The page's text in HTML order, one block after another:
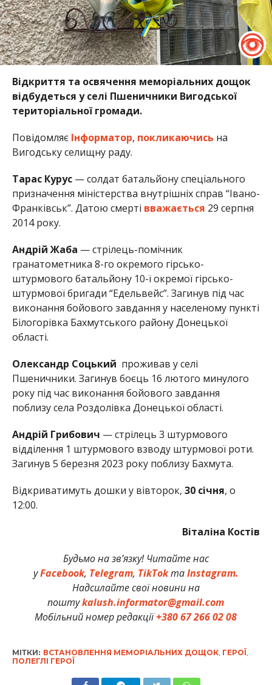
Відкриття та освячення меморіальних дощок
відбудеться у селі Пшеничники Вигодської
територіальної громади.
Повідомляє Інформатор, покликаючись на
Вигодську селищну раду.
Тарас Курус — солдат батальйону спеціального
призначення міністерства внутрішніх справ “Івано-
Франківськ”. Датою смерті вважається 29 серпня
2014 року.
Андрій Жаба — стрілець-помічник
гранатометника 8-го окремого гірсько-
штурмового батальйону 10-ї окремої гірсько-
штурмової бригади “Едельвейс”. Загинув під час
виконання бойового завдання у населеному пункті
Білогорівка Бахмутського району Донецької
області.
Олександр Соцький проживав у селі
Пшеничники. Загинув боєць 16 лютого минулого
року під час виконання бойового завдання
поблизу села Роздолівка Донецької області.
Андрій Грибович — стрілець 3 штурмового
відділення 1 штурмового взводу штурмової роти.
Загинув 5 березня 2023 року поблизу Бахмута.
Відкриватимуть дошки у вівторок, 30 січня, о
12:00.
Віталіна Костів
Будьмо на зв’язку! Читайте нас
уFacebook, Telegram, TikTokтаInstagram.
Надсилайте свої новини на
поштуkalush.informator@gmail.com
Мобільний номер редакції+380 67 266 02 08
МІТКИ: ВСТАНОВЛЕННЯ МЕМОРІАЛЬНИХ ДОЩОК, ГЕРОЇ
ПОЛЕГЛІ ГЕРОЇ